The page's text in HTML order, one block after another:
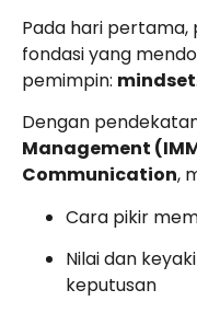
Pada hari
fondasi yang
pemimpin: mindset.
Dengan
Management
Communication,
Cara pikir
Nilai dan
keputusan